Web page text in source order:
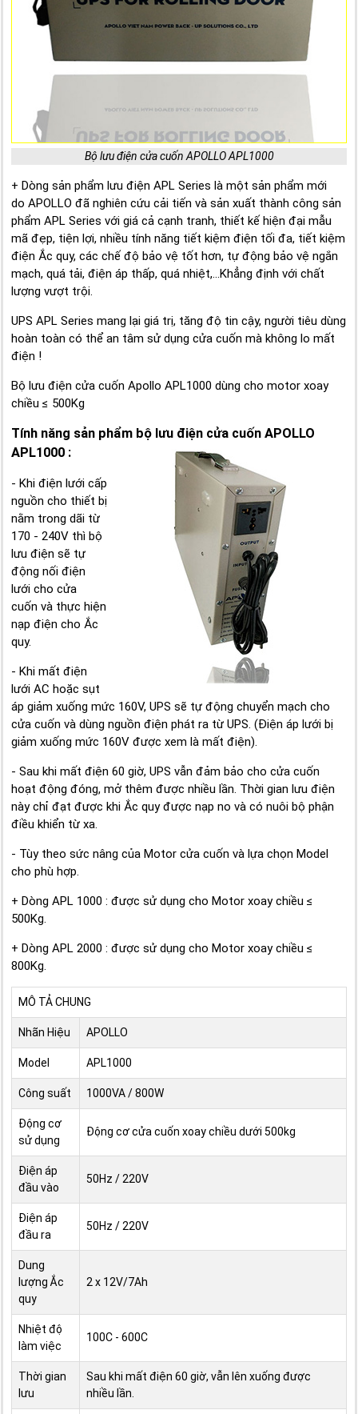
Bộ lưu điện cửa cuốn APOLLO APL1000
+ Dòng sản phẩm lưu điện APL Series là một sản phẩm mới
do APOLLO đã nghiên cứu cải tiến và sản xuất thành công sản
phẩm APL Series với giá cả cạnh tranh, thiết kế hiện đại mẫu
mã đẹp, tiện lợi, nhiều tính năng tiết kiệm điện tối đa, tiết kiệm
điện Ắc quy, các chế độ bảo vệ tốt hơn, tự động bảo vệ ngắn
mạch, quá tải, điện áp thấp, quá nhiệt,...Khẳng định với chất
lượng vượt trội.
UPS APL Series mang lại giá trị, tăng độ tin cậy, người tiêu dùng
hoàn toàn có thể an tâm sử dụng cửa cuốn mà không lo mất
điện !
Bộ lưu điện cửa cuốn Apollo APL1000 dùng cho motor xoay
chiều ≤ 500Kg
Tính năng sản phẩm bộ lưu điện cửa cuốn APOLLO
APL1000 :
- Khi điện lưới cấp
nguồn cho thiết bị
nằm trong dãi từ
170 - 240V thì bộ
lưu điện sẽ tự
động nối điện
lưới cho cửa
cuốn và thực hiện
nạp điện cho Ắc
quy.
- Khi mất điện
lưới AC hoặc sụt
áp giảm xuống mức 160V, UPS sẽ tự động chuyển mạch cho
cửa cuốn và dùng nguồn điện phát ra từ UPS. (Điện áp lưới bị
giảm xuống mức 160V được xem là mất điện).
- Sau khi mất điện 60 giờ, UPS vẫn đảm bảo cho cửa cuốn
hoạt động đóng, mở thêm được nhiều lần. Thời gian lưu điện
này chỉ đạt được khi Ắc quy được nạp no và có nuôi bộ phận
điều khiển từ xa.
- Tùy theo sức nâng của Motor cửa cuốn và lựa chọn Model
cho phù hợp.
+ Dòng APL 1000 : được sử dụng cho Motor xoay chiều ≤
500Kg.
+ Dòng APL 2000 : được sử dụng cho Motor xoay chiều ≤
800Kg.
MÔ TẢ CHUNG
Nhãn Hiệu APOLLO
Model APL1000
Công suất 1000VA / 800W
Động cơ
sử dụng
Động cơ cửa cuốn xoay chiều dưới 500kg
Điện áp
đầu vào
50Hz / 220V
Điện áp
đầu ra
50Hz / 220V
Dung
lượng Ắc
quy
2 x 12V/7Ah
Nhiệt độ
làm việc
100C - 600C
Thời gian
lưu
Sau khi mất điện 60 giờ, vẫn lên xuống được
nhiều lần.